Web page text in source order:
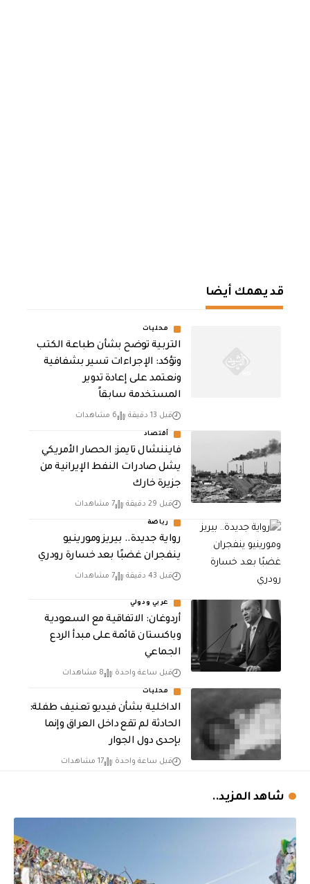
قد يهمك أيضا
محليات
التربية توضح بشأن طباعة الكتب
وتؤكد: الإجراءات تسير بشفافية
ونعتمد على إعادة تدوير
المستخدمة سابقاً
قبل 13 دقيقة 6 مشاهدات
أقتصاد
فايننشال تايمز: الحصار الأمريكي
يشل صادرات النفط الإيرانية من
جزيرة خارك
قبل 29 دقيقة 7 مشاهدات
رياضة
رواية جديدة.. بيريز ومورينيو
ينفجران غضبًا بعد خسارة رودري
قبل 43 دقيقة 7 مشاهدات
عربي ودولي
أردوغان: الاتفاقية مع السعودية
وباكستان قائمة على مبدأ الردع
الجماعي
قبل ساعة واحدة 8 مشاهدات
محليات
الداخلية بشأن فيديو تعنيف طفلة:
الحادثة لم تقع داخل العراق وإنما
بإحدى دول الجوار
قبل ساعة واحدة 17 مشاهدات
شاهد المزيد..